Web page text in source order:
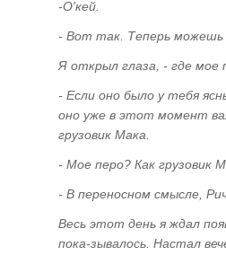
Кто нам может помочь
Морально-этические
энергоинформационных
Книга "Эниология"
Купить книги В.Ю. Рогожкина
-О'кей.
- Вот так. Теперь можешь
Я открыл глаза, - где мое
- Если оно было у тебя
оно уже в этот момент
грузовик Мака.
- Мое перо? Как грузовик
- В переносном смысле,
Весь этот день я ждал
пока-зывалось. Настал